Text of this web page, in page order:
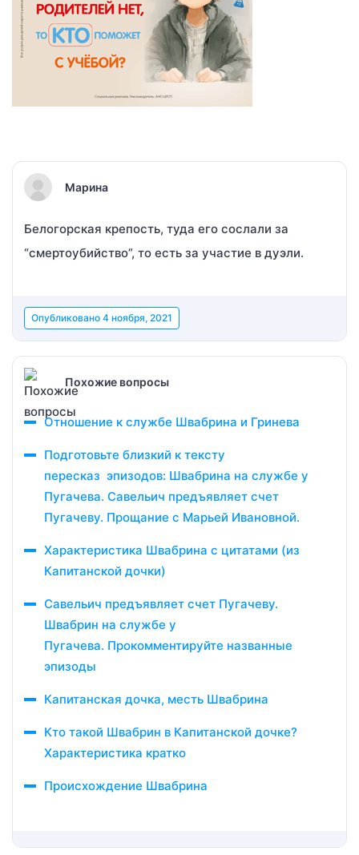
Марина
Белогорская крепость, туда его сослали за
“смертоубийство”, то есть за участие в дуэли.
Опубликовано 4 ноября, 2021
Похожие вопросы
Отношение к службе Швабрина и Гринева
Подготовьте близкий к тексту
пересказ эпизодов: Швабрина на службе у
Пугачева. Савельич предъявляет счет
Пугачеву. Прощание с Марьей Ивановной.
Характеристика Швабрина с цитатами (из
Капитанской дочки)
Савельич предъявляет счет Пугачеву.
Швабрин на службе у
Пугачева. Прокомментируйте названные
эпизоды
Капитанская дочка, месть Швабрина
Кто такой Швабрин в Капитанской дочке?
Характеристика кратко
Происхождение Швабрина